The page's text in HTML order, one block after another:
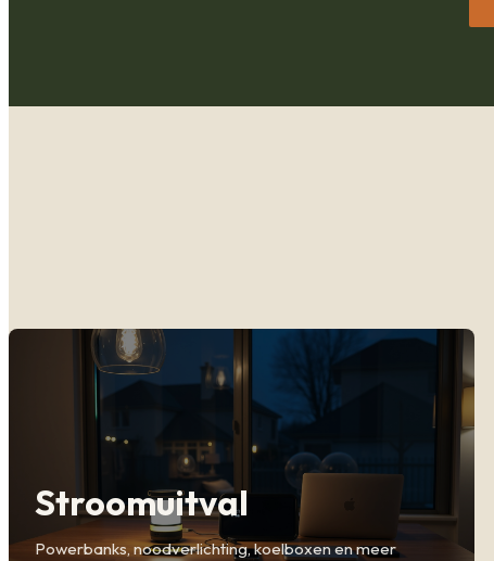
Stroomuitval
Powerbanks, noodverlichting, koelboxen en meer